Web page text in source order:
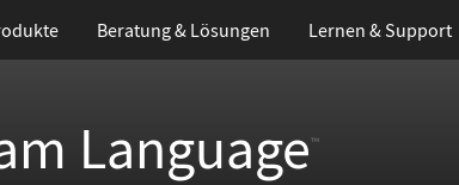
Beratung & Lösungen Lernen & Support
Language™